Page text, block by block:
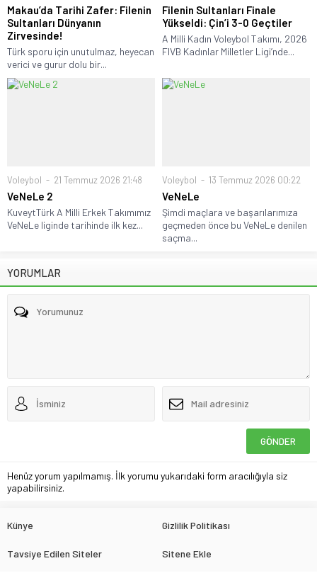
Makau’da Tarihi Zafer: Filenin
Sultanları Dünyanın
Zirvesinde!
Türk sporu için unutulmaz, heyecan
verici ve gurur dolu bir...
Filenin Sultanları Finale
Yükseldi: Çin’i 3-0 Geçtiler
A Milli Kadın Voleybol Takımı, 2026
FIVB Kadınlar Milletler Ligi’nde...
Voleybol 21 Temmuz 2026 21:48
VeNeLe 2
KuveytTürk A Milli Erkek Takımımız
VeNeLe liginde tarihinde ilk kez...
Voleybol 13 Temmuz 2026 00:22
VeNeLe
Şimdi maçlara ve başarılarımıza
geçmeden önce bu VeNeLe denilen
saçma...
YORUMLAR
Henüz yorum yapılmamış. İlk yorumu yukarıdaki form aracılığıyla siz
yapabilirsiniz.
Künye Gizlilik Politikası
Tavsiye Edilen Siteler Sitene Ekle